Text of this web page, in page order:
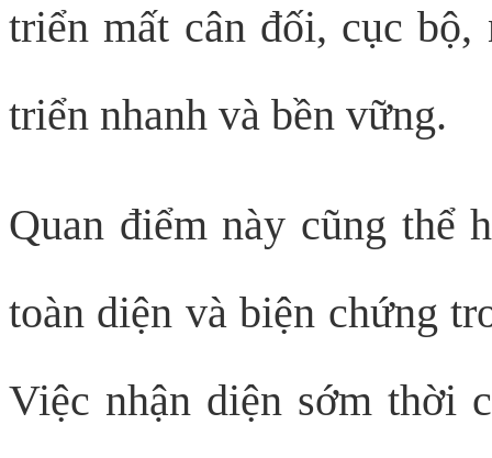
triển mất cân đối, cục bộ,
triển nhanh và bền vững.
Quan điểm này cũng thể
toàn diện và biện chứng
Việc nhận diện sớm thời